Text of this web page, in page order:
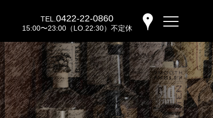
バーウッディTOP
バー ウッディについて
メニュー＆料金
おすすめカクテル
TEL.0422-22-0860
15:00〜23:00（LO.22:30）不定休